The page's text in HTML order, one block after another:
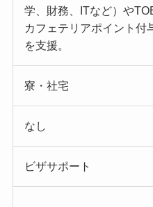
学、財務、ITなど）や
カフェテリアポイント付
を支援。
寮・社宅
なし
ビザサポート